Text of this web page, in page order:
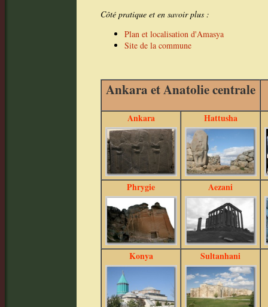
Côté pratique et en savoir plus :
Plan et localisation d'Amasya
Site de la commune
Ankara et Anatolie centrale
Ankara Hattusha
Phrygie Aezani
Konya Sultanhani